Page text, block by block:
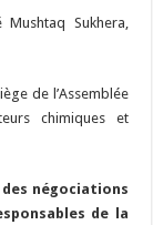
Sukhera,
de l’Assemblée
chimiques et
négociations
de la